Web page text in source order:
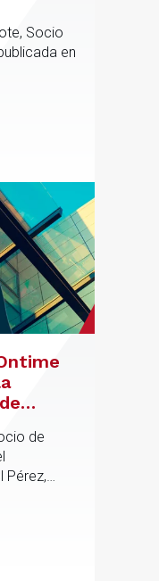
Socio
en
de
Pérez,